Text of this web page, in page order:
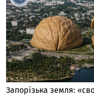
Запорізька земля: